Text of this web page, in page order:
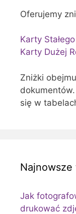
Oferujemy
Karty
Karty Dużej
Zniżki
się w
Najnowsze
Jak
drukować